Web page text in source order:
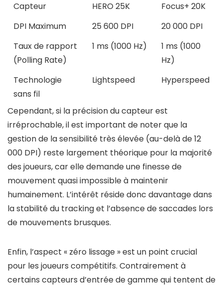
Capteur
HERO 25K
Focus+ 20K
DPI Maximum
25 600 DPI
20 000 DPI
Taux de rapport
(Polling Rate)
1 ms (1000 Hz)
1 ms (1000
Hz)
Technologie
sans fil
Lightspeed Hyperspeed
Cependant, si la précision du capteur est
irréprochable, il est important de noter que la
gestion de la sensibilité très élevée (au-delà de 12
000 DPI) reste largement théorique pour la majorité
des joueurs, car elle demande une finesse de
mouvement quasi impossible à maintenir
humainement. L’intérêt réside donc davantage dans
la stabilité du tracking et l’absence de saccades lors
de mouvements brusques.
Enfin, l’aspect « zéro lissage » est un point crucial
pour les joueurs compétitifs. Contrairement à
certains capteurs d’entrée de gamme qui tentent de